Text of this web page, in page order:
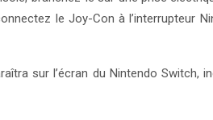
le Joy-Con à l’interrupteur
sur l’écran du Nintendo Switch,